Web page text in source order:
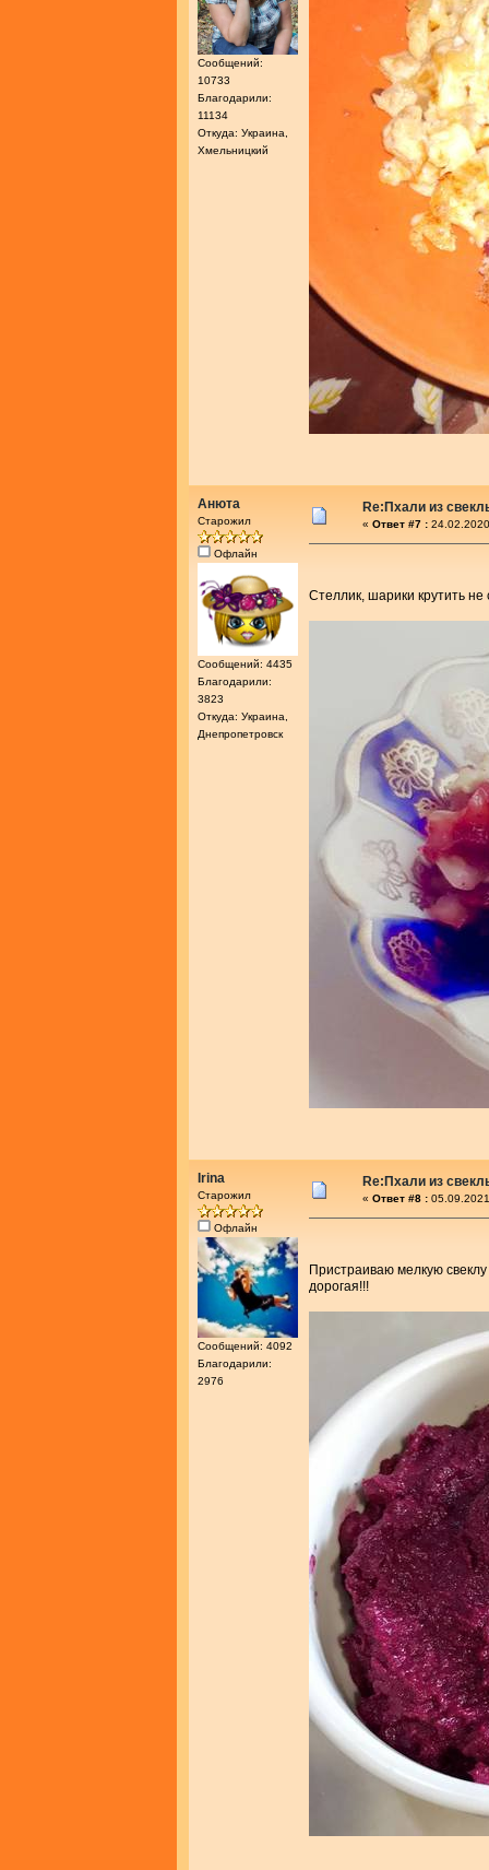
Сообщений:
10733
Благодарили:
11134
Откуда: Украина,
Хмельницкий
Анюта
Старожил
Офлайн
Сообщений: 4435
Благодарили:
3823
Откуда: Украина,
Днепропетровск
Re:Пхали из
« Ответ #7 :
Стеллик, шарики крутить
Irina
Старожил
Офлайн
Сообщений: 4092
Благодарили:
2976
Re:Пхали из
« Ответ #8 :
Пристраиваю мелкую
дорогая!!!